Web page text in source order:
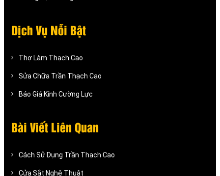
Dịch Vụ Nỗi Bật
Thợ Làm Thạch Cao
Sửa Chữa Trần Thạch Cao
Báo Giá Kính Cường Lực
Bài Viết Liên Quan
Cách Sử Dụng Trần Thạch Cao
Cửa Sắt Nghệ Thuật